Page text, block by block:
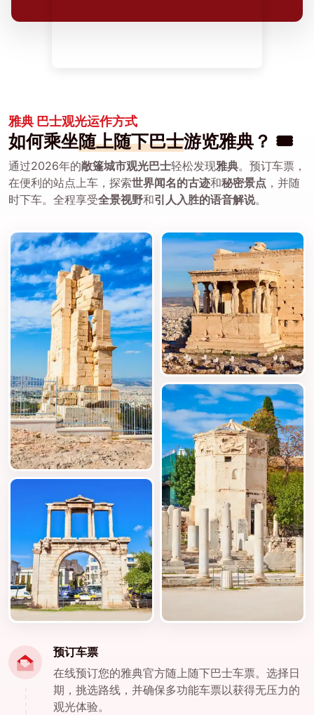
雅典 巴士观光运作方式
如何乘坐随上随下巴士游览雅典？ 🎟️
通过2026年的敞篷城市观光巴士轻松发现雅典。预订车票，
在便利的站点上车，探索世界闻名的古迹和秘密景点 ，并随
时下车。全程享受全景视野和引人入胜的语音解说。
预订车票
在线预订您的雅典官方随上随下巴士车票。选择日
期，挑选路线，并确保多功能车票以获得无压力的
观光体验。